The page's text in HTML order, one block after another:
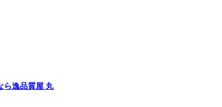
ら逸品質屋 丸